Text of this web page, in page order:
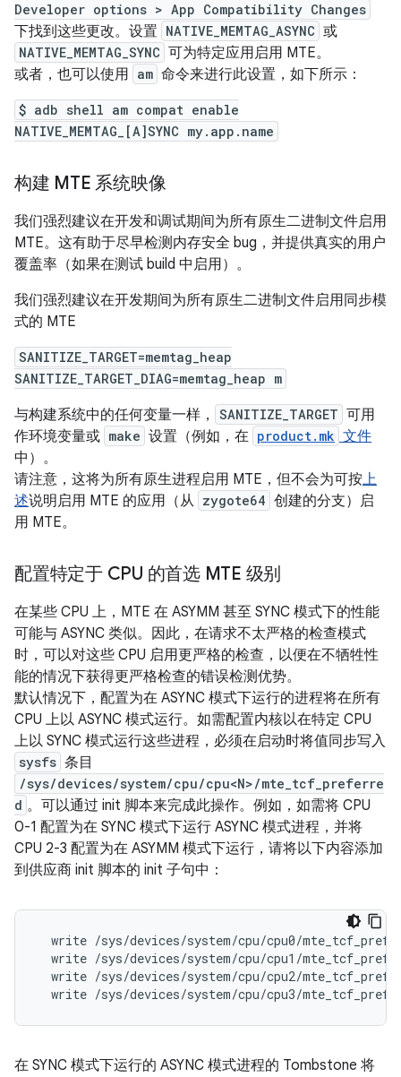
Developer options > App Compatibility Changes
下找到这些更改。设置 NATIVE_MEMTAG_ASYNC 或
NATIVE_MEMTAG_SYNC 可为特定应用启用 MTE。
或者，也可以使用 am 命令来进行此设置，如下所示：
$ adb shell am compat enable
NATIVE_MEMTAG_[A]SYNC my.app.name
构建 MTE 系统映像
我们强烈建议在开发和调试期间为所有原生二进制文件启用
MTE。这有助于尽早检测内存安全 bug，并提供真实的用户
覆盖率（如果在测试 build 中启用）。
我们强烈建议在开发期间为所有原生二进制文件启用同步模
式的 MTE
SANITIZE_TARGET=memtag_heap
SANITIZE_TARGET_DIAG=memtag_heap m
与构建系统中的任何变量一样， SANITIZE_TARGET 可用
作环境变量或 make 设置（例如，在 product.mk 文件
中）。
请注意，这将为所有原生进程启用 MTE，但不会为可按上
述说明启用 MTE 的应用（从 zygote64 创建的分支）启
用 MTE。
配置特定于 CPU 的首选 MTE 级别
在某些 CPU 上，MTE 在 ASYMM 甚至 SYNC 模式下的性能
可能与 ASYNC 类似。因此，在请求不太严格的检查模式
时，可以对这些 CPU 启用更严格的检查，以便在不牺牲性
能的情况下获得更严格检查的错误检测优势。
默认情况下，配置为在 ASYNC 模式下运行的进程将在所有
CPU 上以 ASYNC 模式运行。如需配置内核以在特定 CPU
上以 SYNC 模式运行这些进程，必须在启动时将值同步写入
sysfs 条目
/sys/devices/system/cpu/cpu<N>/mte_tcf_preferre
d 。可以通过 init 脚本来完成此操作。例如，如需将 CPU
0-1 配置为在 SYNC 模式下运行 ASYNC 模式进程，并将
CPU 2-3 配置为在 ASYMM 模式下运行，请将以下内容添加
到供应商 init 脚本的 init 子句中：
write /sys/devices/system/cpu/cpu0/
write /sys/devices/system/cpu/cpu1/
write /sys/devices/system/cpu/cpu2/
write /sys/devices/system/cpu/cpu3/
在 SYNC 模式下运行的 ASYNC 模式进程的 Tombstone 将